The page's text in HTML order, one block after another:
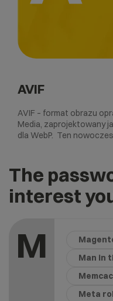
AVIF
AVIF – format obrazu
Media, zaprojektowany
dla WebP. Ten
The
interest
M
Man in
Meta